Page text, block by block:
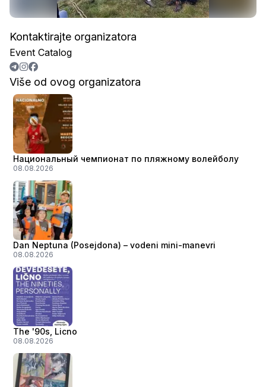
Kontaktirajte organizatora
Event Catalog
Više od ovog organizatora
Национальный чемпионат по пляжному волейболу
08.08.2026
Dan Neptuna (Posejdona) – vodeni mini-manevri
08.08.2026
The '90s, Licno
08.08.2026